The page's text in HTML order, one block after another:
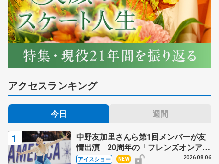
アクセスランキング
今日 週間
中野友加里さんら第1回メンバーが友
情出演 20周年の「フレンズオンアイ
ス」 宮本賢二さん、有川梨絵さん、
アイスショー NEW 2026.08.06